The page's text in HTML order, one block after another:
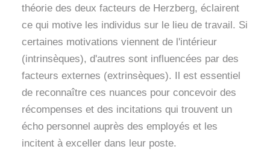
théorie des deux facteurs de Herzberg, éclairent
ce qui motive les individus sur le lieu de travail. Si
certaines motivations viennent de l'intérieur
(intrinsèques), d'autres sont influencées par des
facteurs externes (extrinsèques). Il est essentiel
de reconnaître ces nuances pour concevoir des
récompenses et des incitations qui trouvent un
écho personnel auprès des employés et les
incitent à exceller dans leur poste.